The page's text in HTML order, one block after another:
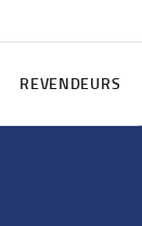
REVENDEURS